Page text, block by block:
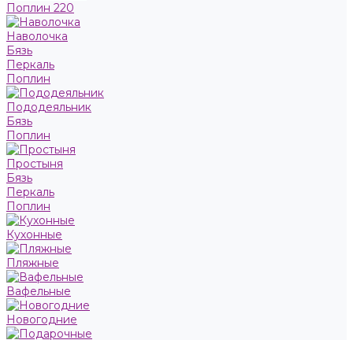
Поплин 220
Наволочка
Бязь
Перкаль
Поплин
Пододеяльник
Бязь
Поплин
Простыня
Бязь
Перкаль
Поплин
Кухонные
Пляжные
Вафельные
Новогодние